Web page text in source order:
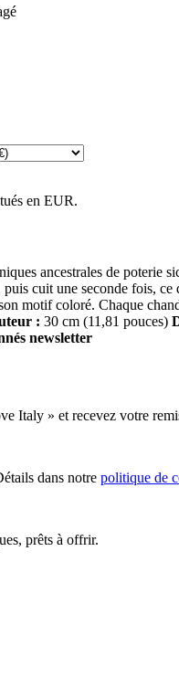
en EUR.
ancestrales de
cuit une seconde fois,
motif coloré. Chaque
: 30 cm (11,81 pouces)
newsletter
Italy » et recevez votre
dans notre politique de
prêts à offrir.